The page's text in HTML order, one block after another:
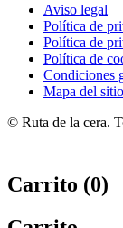
Aviso legal
Política de
Política de
Política de
Condiciones
Mapa del sitio
© Ruta de la cera.
Carrito (0)